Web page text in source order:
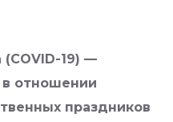
19) —
в отношении
праздников